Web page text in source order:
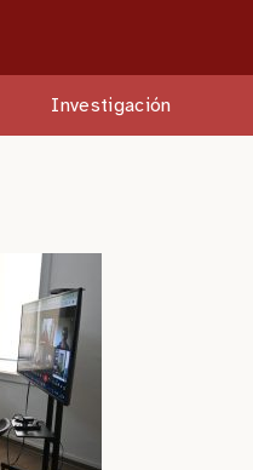
Investigación